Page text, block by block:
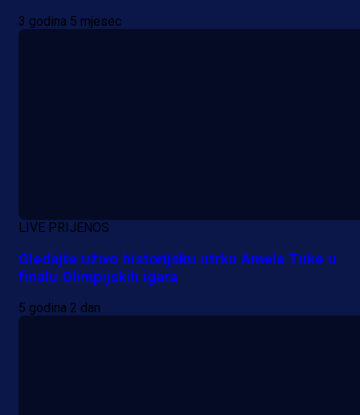
3 godina 5 mjesec
LIVE PRIJENOS
Gledajte uživo historijsku utrku Amela Tuke u
finalu Olimpijskih igara
5 godina 2 dan